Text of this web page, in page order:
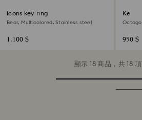
Icons key ring
Bear, Multicolored, Stainless steel
1,100 $
Key
950 $
顯示 18 商品，共 18